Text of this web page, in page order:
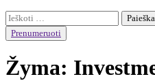
Ieškoti:
Prenumeruoti
Žyma: